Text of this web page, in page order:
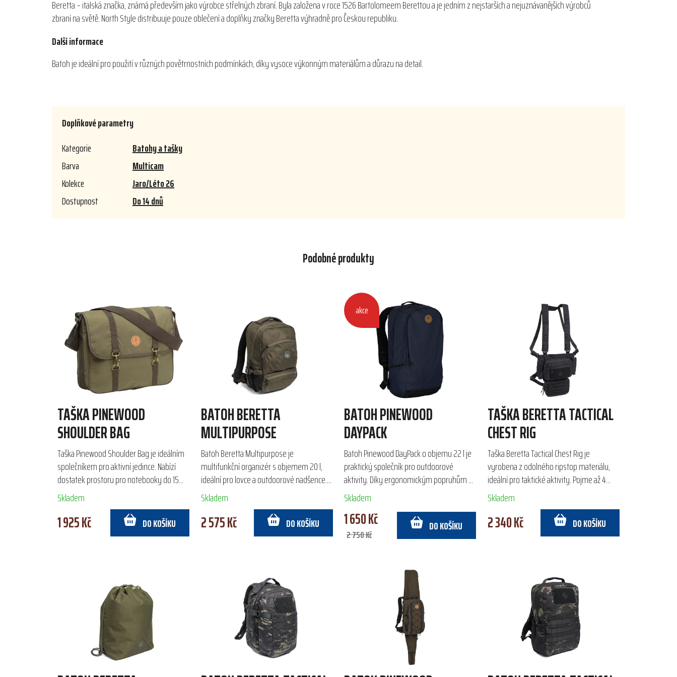
Beretta – italská značka, známá především jako výrobce střelných zbraní. Byla založena v roce 1526 Bartolomeem Berettou a je jedním z nejstarších a nejuznávanějších výrobců
zbraní na světě. North Style distribuuje pouze oblečení a doplňky značky Beretta výhradně pro Českou republiku.
Další informace
Batoh je ideální pro použití v různých povětrnostních podmínkách, díky vysoce výkonným materiálům a důrazu na detail.
Doplňkové parametry
Kategorie
Batohy a tašky
Barva
Multicam
Kolekce
Jaro/Léto 26
Dostupnost
Do 14 dnů
Podobné produkty
TAŠKA PINEWOOD
SHOULDER BAG
Taška Pinewood Shoulder Bag je ideálním
společníkem pro aktivní jedince. Nabízí
dostatek prostoru pro notebooky do 15
palců a dokumenty A4, navíc je vybavena
držákem na láhev...
Skladem
1 925 Kč DO KOŠÍKU
BATOH BERETTA
MULTIPURPOSE
Batoh Beretta Multipurpose je
multifunkční organizér s objemem 20 l,
ideální pro lovce a outdoorové nadšence.
Vyroben z odolného vodoodpudivého
polyesteru, nabízí pohodlné...
Skladem
2 575 Kč DO KOŠÍKU
akce
BATOH PINEWOOD
DAYPACK
Batoh Pinewood DayPack o objemu 22 l je
praktický společník pro outdoorové
aktivity. Díky ergonomickým popruhům a
vyztuženým zádům nabízí pohodlné
nošení. Ekologická impregnace...
Skladem
1 650 Kč
2 750 Kč
DO KOŠÍKU
TAŠKA BERETTA TACTICAL
CHEST RIG
Taška Beretta Tactical Chest Rig je
vyrobena z odolného ripstop materiálu,
ideální pro taktické aktivity. Pojme až 4
puškové a 2 pistolové zásobníky, a díky
rozhraní MOLLE...
Skladem
2 340 Kč DO KOŠÍKU